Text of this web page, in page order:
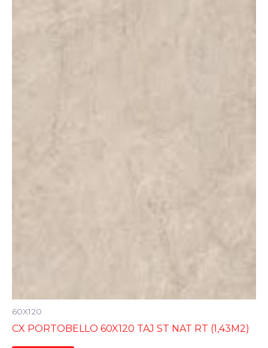
60X120
CX PORTOBELLO 60X120 TAJ ST NAT RT (1,43M2)